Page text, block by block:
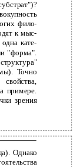
фило­
к мыс­
одна кате­
"форма".
Точно
примере.
зрения
Однако